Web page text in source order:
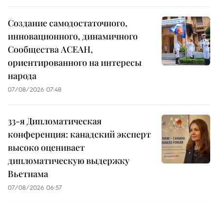
Создание самодостаточного,
инновационного, динамичного
Сообщества АСЕАН,
ориентированного на интересы
народа
07/08/2026 07:48
33-я Дипломатическая
конференция: канадский эксперт
высоко оценивает
дипломатическую выдержку
Вьетнама
07/08/2026 06:57